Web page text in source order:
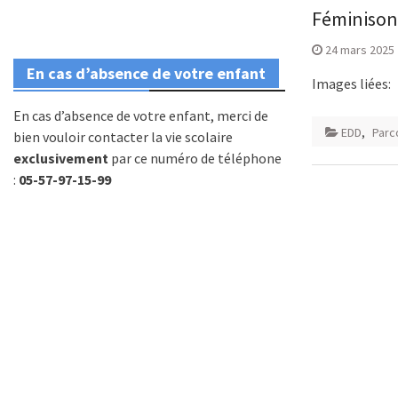
24 mars 2025
Images liées:
EDD,
En cas d’absence de votre enfant
En cas d’absence de votre enfant, merci de
bien vouloir contacter la vie scolaire
exclusivement par ce numéro de téléphone
: 05-57-97-15-99